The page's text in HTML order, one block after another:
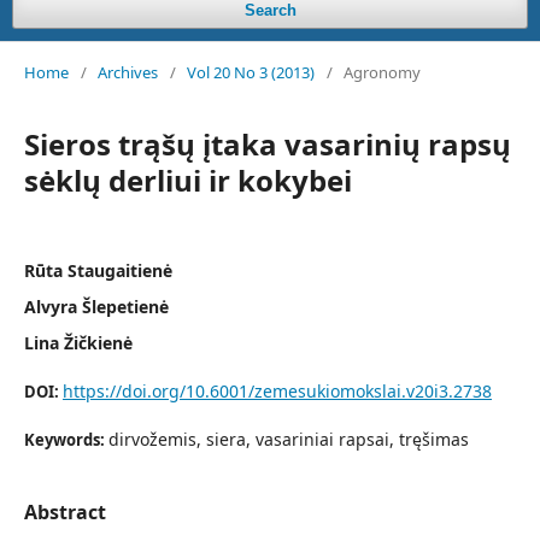
Search
Home / Archives / Vol 20 No 3 (2013) / Agronomy
Sieros trąšų įtaka vasarinių rapsų
sėklų derliui ir kokybei
Rūta Staugaitienė
Alvyra Šlepetienė
Lina Žičkienė
DOI: https://doi.org/10.6001/zemesukiomokslai.v20i3.2738
Keywords: dirvožemis, siera, vasariniai rapsai, tręšimas
Abstract